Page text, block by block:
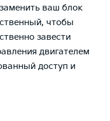
ваш блок
чтобы
завести
двигателем
доступ и